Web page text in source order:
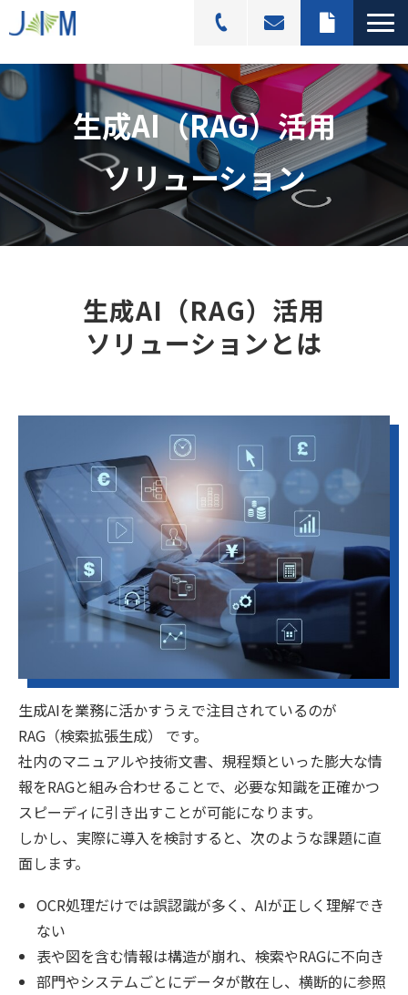
スキャニングサービス
選ばれる理由
活用シーン
導入事例
料金プラン
よくあるご質問
生成AI（RAG）活用
ソリューション
生成AI（RAG）活用
ソリューションとは
生成AIを業務に活かすうえで注目されているのが
RAG（検索拡張生成） です。
社内のマニュアルや技術文書、規程類といった膨大な情
報をRAGと組み合わせることで、必要な知識を正確かつ
スピーディに引き出すことが可能になります。
しかし、実際に導入を検討すると、次のような課題に直
面します。
OCR処理だけでは誤認識が多く、AIが正しく理解でき
ない
表や図を含む情報は構造が崩れ、検索やRAGに不向き
部門やシステムごとにデータが散在し、横断的に参照